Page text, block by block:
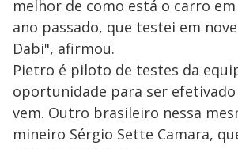
melhor de como está o carro
ano passado, que testei em
Dabi", afirmou.
Pietro é piloto de testes da
oportunidade para ser efetivado
vem. Outro brasileiro nessa
mineiro Sérgio Sette Camara,